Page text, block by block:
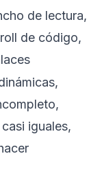
de lectura,
de código,
iguales,